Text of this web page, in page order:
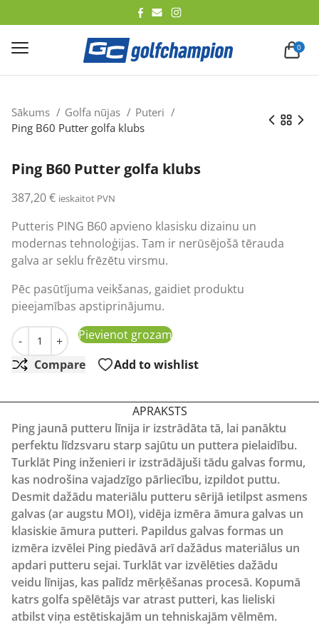
0
Sākums Golfa nūjas
Puteri
Ping B60 Putter golfa klubs
Ping B60 Putter golfa klubs
387,20€ ieskaitot PVN
Putteris PING B60 apvieno klasisku dizainu un
modernas tehnoloģijas. Tam ir nerūsējošā tērauda
galva ar seklu frēzētu virsmu.
Pēc pasūtījuma veikšanas, gaidiet produktu
pieejamības apstiprinājumu.
-
Ping B60 Putter golfa klubs daudzums
+
Pievienot grozam
Compare
Add to wishlist
APRAKSTS
Ping jaunā putteru līnija ir izstrādāta tā, lai panāktu
perfektu līdzsvaru starp sajūtu un puttera pielaidību.
Turklāt Ping inženieri ir izstrādājuši tādu galvas formu,
kas nodrošina vajadzīgo pārliecību, izpildot puttu.
Desmit dažādu materiālu putteru sērijā ietilpst asmens
galvas (ar augstu MOI), vidēja izmēra āmura galvas un
klasiskie āmura putteri. Papildus galvas formas un
izmēra izvēlei Ping piedāvā arī dažādus materiālus un
apdari putteru sejai. Turklāt var izvēlēties dažādu
veidu līnijas, kas palīdz mērķēšanas procesā. Kopumā
katrs golfa spēlētājs var atrast putteri, kas lieliski
atbilst viņa estētiskajām un tehniskajām vēlmēm.